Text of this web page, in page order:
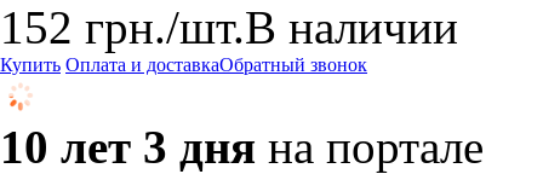
152 грн./шт.В наличии
Купить Оплата и доставкаОбратный звонок
10 лет 3 дня на портале